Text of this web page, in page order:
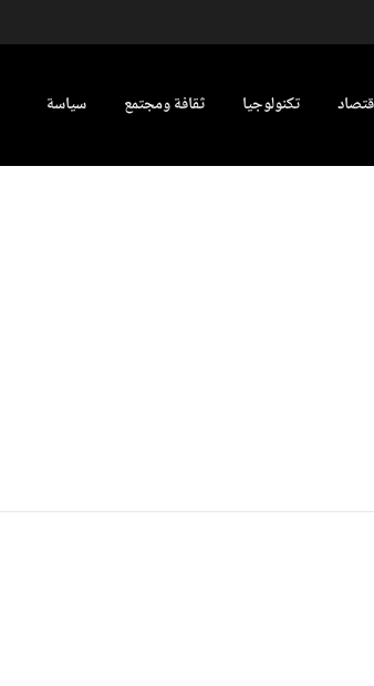
تكنولوجيا ثقافة ومجتمع سياسة